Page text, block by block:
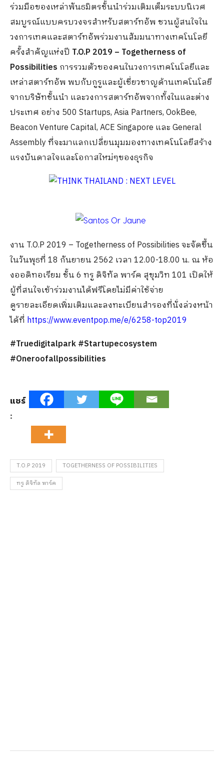
ร่วมมือของเหล่าพันธมิตรชั้นนำร่วมเติมเต็มระบบนิเวศ
สมบูรณ์แบบครบวงจรสำหรับสตาร์ทอัพ ชวนผู้สนใจใน
วงการเทคและสตาร์ทอัพร่วมงานสัมมนาทางเทคโนโลยี
ครั้งสำคัญแห่งปี T.O.P 2019 – Togetherness of
Possibilities การรวมตัวของคนในวงการเทคโนโลยีและ
เหล่าสตาร์ทอัพ พบกับกูรูและผู้เชี่ยวชาญด้านเทคโนโลยี
จากบริษัทชั้นนำ และวงการสตาร์ทอัพจากทั้งในและต่าง
ประเทศ อย่าง 500 Startups, Asia Partners, OokBee,
Beacon Venture Capital, ACE Singapore และ General
Assembly ที่จะมาแลกเปลี่ยนมุมมองทางเทคโนโลยีสร้าง
แรงบันดาลใจและโอกาสใหม่ๆของธุรกิจ
งาน T.O.P 2019 – Togetherness of Possibilities จะจัดขึ้น
ในวันพุธที่ 18 กันยายน 2562 เวลา 12.00-18.00 น. ณ ห้อ
งออดิทอเรียม ชั้น 6 ทรู ดิจิทัล พาร์ค สุขุมวิท 101 เปิดให้
ผู้ที่สนใจเข้าร่วมงานได้ฟรีโดยไม่มีค่าใช้จ่าย
ดูรายละเอียดเพิ่มเติมและลงทะเบียนสำรองที่นั่งล่วงหน้า
ได้ที่ https://www.eventpop.me/e/6258-top2019
#Truedigitalpark #Startupecosystem
#Oneroofallpossibilities
แชร์
:
T.O.P 2019
TOGETHERNESS OF POSSIBILITIES
ทรู ดิจิทัล พาร์ค